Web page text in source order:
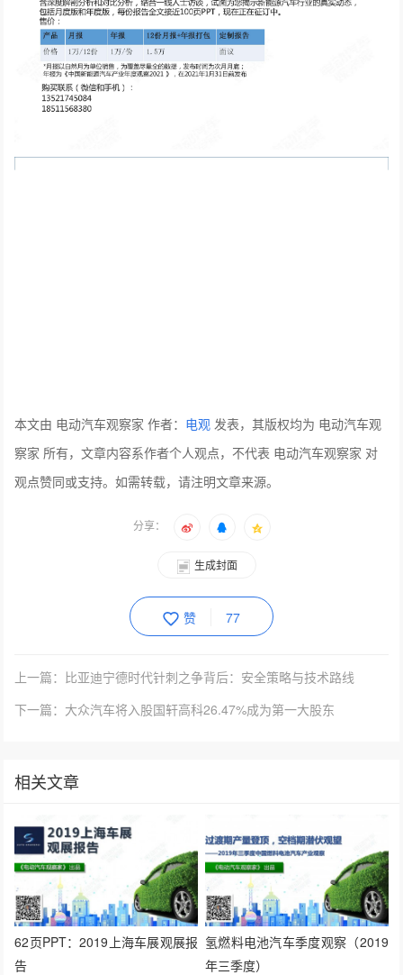
本文由 电动汽车观察家 作者： 电观 发表，其版权均为 电动汽车观
察家 所有，文章内容系作者个人观点，不代表 电动汽车观察家 对
观点赞同或支持。如需转载，请注明文章来源。
分享：
生成封面
赞 77
上一篇：比亚迪宁德时代针刺之争背后：安全策略与技术路线
下一篇：大众汽车将入股国轩高科26.47%成为第一大股东
相关文章
62页PPT：2019上海车展观展报
告
氢燃料电池汽车季度观察（2019
年三季度）